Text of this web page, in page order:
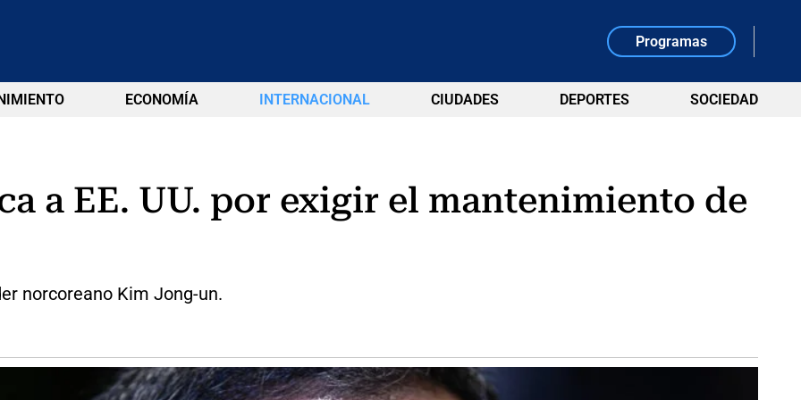
Programas
ECONOMÍA INTERNACIONAL CIUDADES DEPORTES SOCIEDAD
a EE. UU. por exigir el mantenimiento de
norcoreano Kim Jong-un.